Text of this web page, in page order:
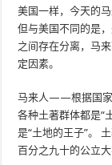
美国一样，今天的
但与美国不同的是
之间存在分离，马
定因素。
马来人——根据国家
各种土著群体都是“
是“土地的王子”。
百分之九十的公立